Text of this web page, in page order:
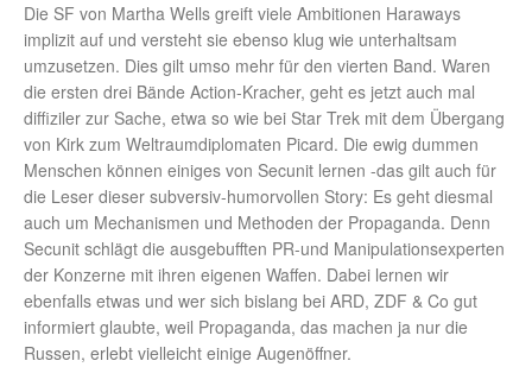
Die SF von Martha Wells greift viele Ambitionen Haraways
implizit auf und versteht sie ebenso klug wie unterhaltsam
umzusetzen. Dies gilt umso mehr für den vierten Band. Waren
die ersten drei Bände Action-Kracher, geht es jetzt auch mal
diffiziler zur Sache, etwa so wie bei Star Trek mit dem Übergang
von Kirk zum Weltraumdiplomaten Picard. Die ewig dummen
Menschen können einiges von Secunit lernen -das gilt auch für
die Leser dieser subversiv-humorvollen Story: Es geht diesmal
auch um Mechanismen und Methoden der Propaganda. Denn
Secunit schlägt die ausgebufften PR-und Manipulationsexperten
der Konzerne mit ihren eigenen Waffen. Dabei lernen wir
ebenfalls etwas und wer sich bislang bei ARD, ZDF & Co gut
informiert glaubte, weil Propaganda, das machen ja nur die
Russen, erlebt vielleicht einige Augenöffner.